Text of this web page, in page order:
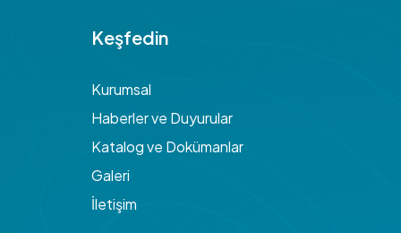
Keşfedin
Kurumsal
Haberler ve Duyurular
Katalog ve Dokümanlar
Galeri
İletişim